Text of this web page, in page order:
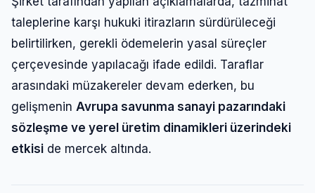
taleplerine karşı hukuki itirazların sürdürüleceği
belirtilirken, gerekli ödemelerin yasal süreçler
çerçevesinde yapılacağı ifade edildi. Taraflar
arasındaki müzakereler devam ederken, bu
gelişmenin Avrupa savunma sanayi pazarındaki
sözleşme ve yerel üretim dinamikleri üzerindeki
etkisi de mercek altında.